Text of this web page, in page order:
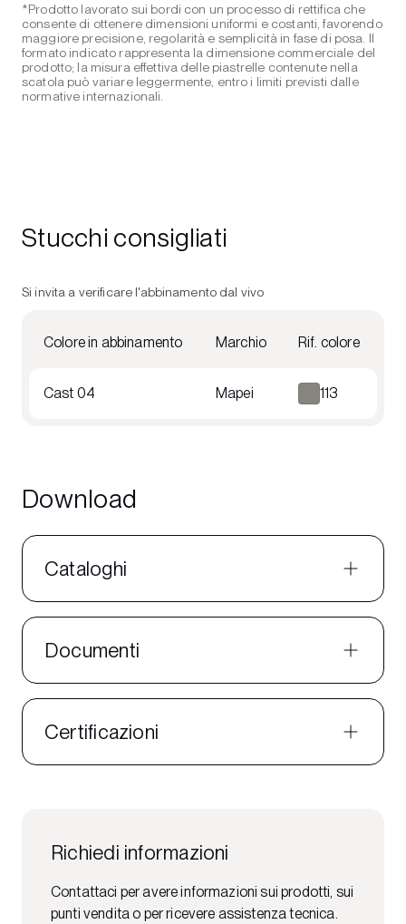
*Prodotto lavorato sui bordi con un processo di rettifica che
consente di ottenere dimensioni uniformi e costanti, favorendo
maggiore precisione, regolarità e semplicità in fase di posa. Il
formato indicato rappresenta la dimensione commerciale del
prodotto; la misura effettiva delle piastrelle contenute nella
scatola può variare leggermente, entro i limiti previsti dalle
normative internazionali.
Stucchi consigliati
Si invita a verificare l'abbinamento dal vivo
Colore in abbinamento Marchio Rif. colore
Cast 04 Mapei 113
Download
Cataloghi
Documenti
Certificazioni
Richiedi informazioni
Contattaci per avere informazioni sui prodotti, sui
punti vendita o per ricevere assistenza tecnica.